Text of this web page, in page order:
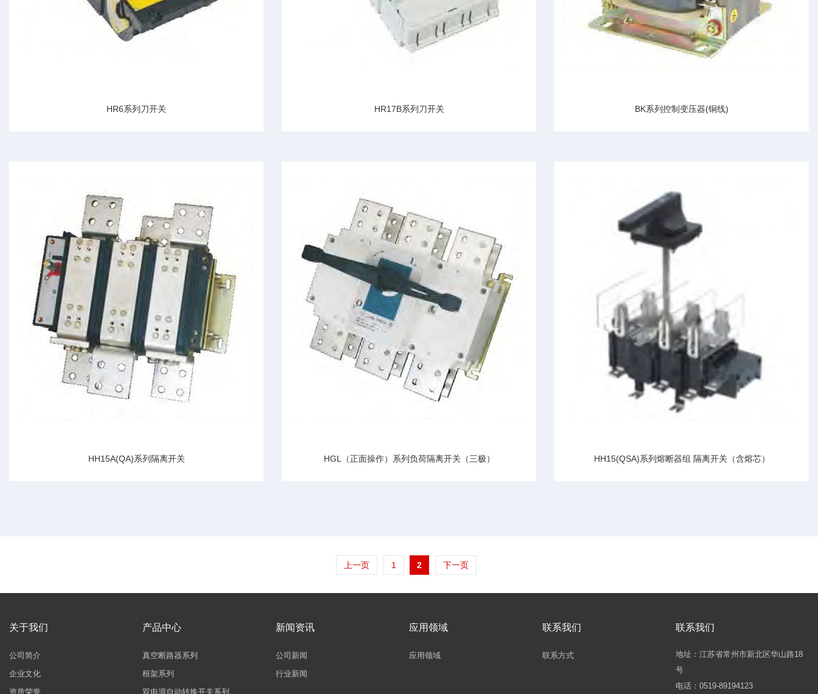
HR6系列刀开关 HR17B系列刀开关 BK系列控制变压器(铜线)
HH15A(QA)系列隔离开关 HGL（正面操作）系列负荷隔离开关（三极） HH15(QSA)系列熔断器组 隔离开关（含熔芯）
上一页 1 2 下一页
关于我们
公司简介
企业文化
资质荣誉
产品中心
真空断路器系列
框架系列
双电源自动转换开关系列
新闻资讯
公司新闻
行业新闻
应用领域
应用领域
联系我们
联系方式
联系我们
地址：江苏省常州市新北区华山路18
号
电话：0519-89194123